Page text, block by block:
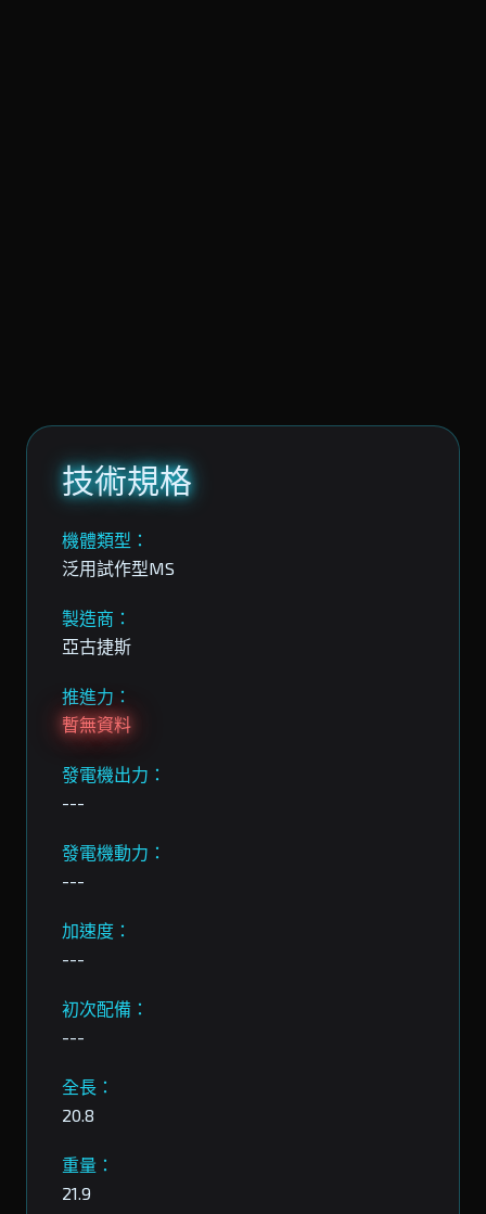
技術規格
機體類型：
泛用試作型MS
製造商：
亞古捷斯
推進力：
暫無資料
發電機出力：
---
發電機動力：
---
加速度：
---
初次配備：
---
全長：
20.8
重量：
21.9